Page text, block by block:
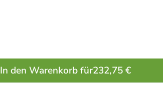
In den Warenkorb für232,75 €